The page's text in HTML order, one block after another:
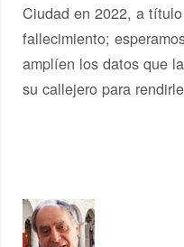
Ciudad en 2022, a
fallecimiento;
amplíen los datos que
su callejero para